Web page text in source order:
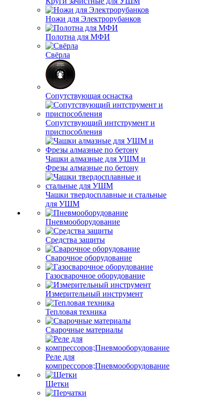
Ножи для Электрорубанков
Полотна для МФИ
Свёрла
Сопутствующая оснастка
Сопутствующий интструмент и
приспособления
Чашки алмазные для УШМ и
Фрезы алмазные по бетону
Чашки твердосплавные и стальные
для УШМ
Пневмооборудование
Средства защиты
Сварочное оборудование
Газосварочное оборудование
Измерительный инструмент
Тепловая техника
Сварочные материалы
Реле для
компрессоров;Пневмооборудование
Щетки